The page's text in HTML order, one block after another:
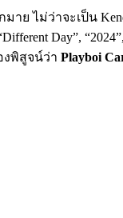
ไม่ว่าจะเป็น
Day”,
งพิสูจน์ว่า Playboi